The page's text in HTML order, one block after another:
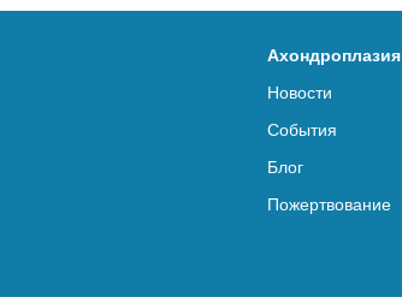
Ахондроплазия
Новости
События
Блог
Пожертвование